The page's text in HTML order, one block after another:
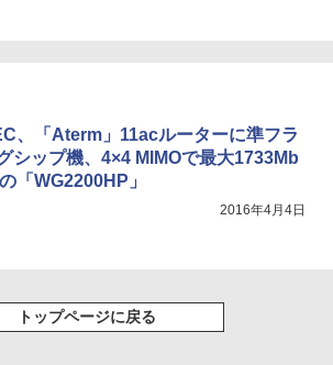
、「Aterm」11acルーターに準フラ
シップ機、4×4 MIMOで最大1733Mb
「WG2200HP」
2016年4月4日
トップページに戻る